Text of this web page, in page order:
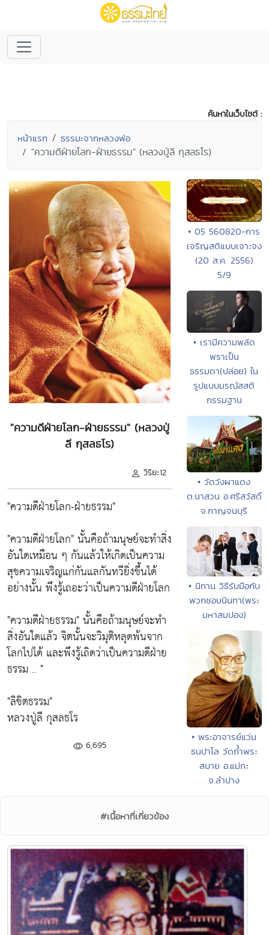
ค้นหาในเว็บไซต์ :
หน้าแรก ธรรมะจากหลวงพ่อ
"ความดีฝ่ายโลก-ฝ่ายธรรม" (หลวงปู่ลี กุสลธโร)
"ความดีฝ่ายโลก-ฝ่ายธรรม" (หลวงปู่
ลี กุสลธโร)
วิริยะ12
"ความดีฝ่ายโลก-ฝ่ายธรรม"
"ความดีฝ่ายโลก" นั้นคือถ้ามนุษย์จะทำสิ่ง
อันใดเหมือน ๆ กันแล้วให้เกิดเป็นความ
สุขความเจริญแก่กันแลกันทวียิ่งขึ้นได้
อย่างนั้น พึงรู้เถอะว่าเป็นความดีฝ่ายโลก
"ความดีฝ่ายธรรม" นั้นคือถ้ามนุษย์จะทำ
สิ่งอันใดแล้ว จิตนั้นจะวิมุติหลุดพ้นจาก
โลกไปได้ และพึงรู้เถิดว่าเป็นความดีฝ่าย
ธรรม .. "
"ลิขิตธรรม"
หลวงปู่ลี กุสลธโร
6,695
• 05 560820-การ
เจริญสติแบบเจาะจง
(20 ส.ค. 2556)
5/9
• เรามีความพลัด
พราเป็น
ธรรมดา(ปล่อย) ใน
รูปแบบมรณัสสติ
กรรมฐาน
• วัดวังผาแดง
ต.นาสวน อ.ศรีสวัสดิ์
จ.กาญจนบุรี
• นิทาน วิธีรับมือกับ
พวกชอบนินทา(พระ
มหาสมปอง)
• พระอาจารย์แว่น
ธนปาโล วัดถ้ำพระ
สบาย อ.แม่ทะ
จ.ลำปาง
#เนื้อหาที่เกี่ยวข้อง